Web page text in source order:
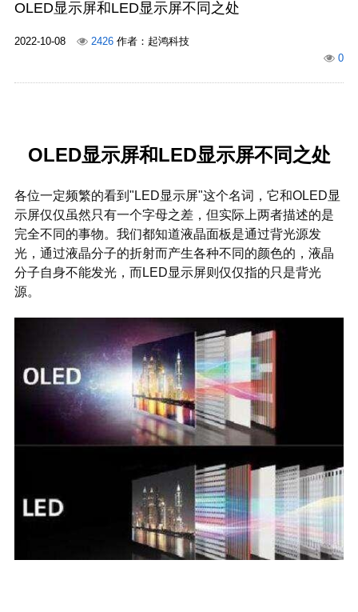
OLED显示屏和LED显示屏不同之处
2022-10-08 2426作者：起鸿科技
0
OLED显示屏和LED显示屏不同之处
各位一定频繁的看到"LED显示屏"这个名词，它和OLED显
示屏仅仅虽然只有一个字母之差，但实际上两者描述的是
完全不同的事物。我们都知道液晶面板是通过背光源发
光，通过液晶分子的折射而产生各种不同的颜色的，液晶
分子自身不能发光，而LED显示屏则仅仅指的只是背光
源。